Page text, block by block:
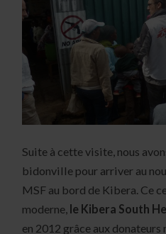
Suite à cette visite, nous
bidonville pour arriver au
MSF au bord de Kibera. Ce
moderne, le Kibera South
en 2012 grâce aux